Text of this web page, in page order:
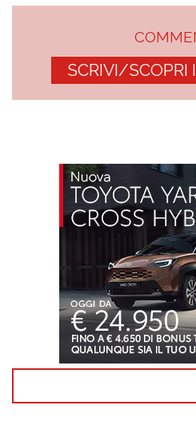
SCRIVI/SCOPRI